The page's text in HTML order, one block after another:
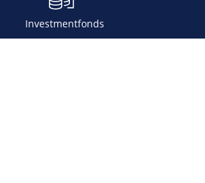
Investmentfonds